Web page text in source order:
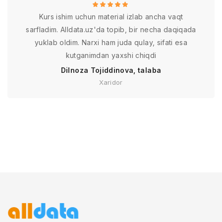
Kurs ishim uchun material izlab ancha vaqt
sarfladim. Alldata.uz'da topib, bir necha daqiqada
yuklab oldim. Narxi ham juda qulay, sifati esa
kutganimdan yaxshi chiqdi
Dilnoza Tojiddinova, talaba
Xaridor